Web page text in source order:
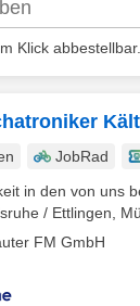
Klick abbestellbar.
JobRad
in den von uns
/ Ettlingen,
FM GmbH